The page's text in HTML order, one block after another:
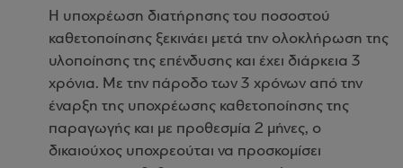
Η υποχρέωση διατήρησης του ποσοστού
καθετοποίησης ξεκινάει μετά την ολοκλήρωση της
υλοποίησης της επένδυσης και έχει διάρκεια 3
χρόνια. Με την πάροδο των 3 χρόνων από την
έναρξη της υποχρέωσης καθετοποίησης της
παραγωγής και με προθεσμία 2 μήνες, ο
δικαιούχος υποχρεούται να προσκομίσει